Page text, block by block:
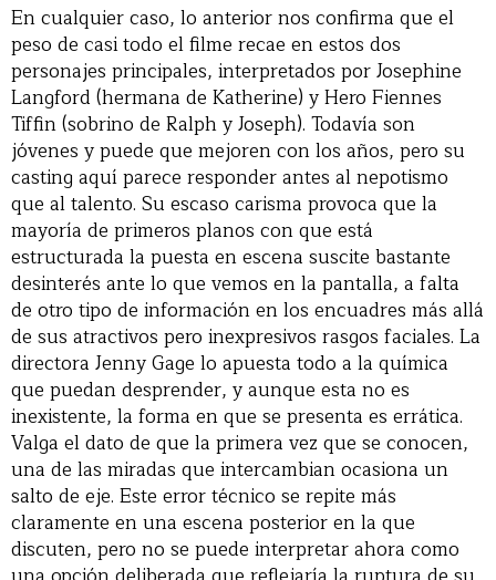
En cualquier caso, lo anterior nos confirma que el
peso de casi todo el filme recae en estos dos
personajes principales, interpretados por Josephine
Langford (hermana de Katherine) y Hero Fiennes
Tiffin (sobrino de Ralph y Joseph). Todavía son
jóvenes y puede que mejoren con los años, pero su
casting aquí parece responder antes al nepotismo
que al talento. Su escaso carisma provoca que la
mayoría de primeros planos con que está
estructurada la puesta en escena suscite bastante
desinterés ante lo que vemos en la pantalla, a falta
de otro tipo de información en los encuadres más allá
de sus atractivos pero inexpresivos rasgos faciales. La
directora Jenny Gage lo apuesta todo a la química
que puedan desprender, y aunque esta no es
inexistente, la forma en que se presenta es errática.
Valga el dato de que la primera vez que se conocen,
una de las miradas que intercambian ocasiona un
salto de eje. Este error técnico se repite más
claramente en una escena posterior en la que
discuten, pero no se puede interpretar ahora como